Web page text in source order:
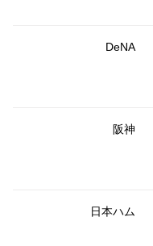
DeNA
阪神
日本ハム